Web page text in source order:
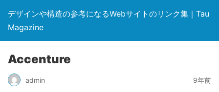
デザインや構造の参考になるWebサイトのリンク集｜Tau
Magazine
Accenture
admin 9年前